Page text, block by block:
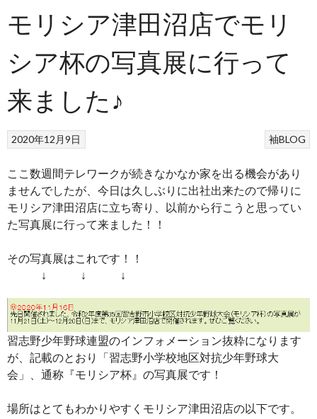
モリシア津田沼店でモリ
シア杯の写真展に行って
来ました♪
袖BLOG
2020年12月9日
ここ数週間テレワークが続きなかなか家を出る機会があり
ませんでしたが、今日は久しぶりに出社出来たので帰りに
モリシア津田沼店に立ち寄り、以前から行こうと思ってい
た写真展に行って来ました！！
その写真展はこれです！！
↓ ↓ ↓
習志野少年野球連盟のインフォメーション抜粋になります
が、記載のとおり「習志野小学校地区対抗少年野球大
会」、通称『モリシア杯』の写真展です！
場所はとてもわかりやすくモリシア津田沼店の以下です。